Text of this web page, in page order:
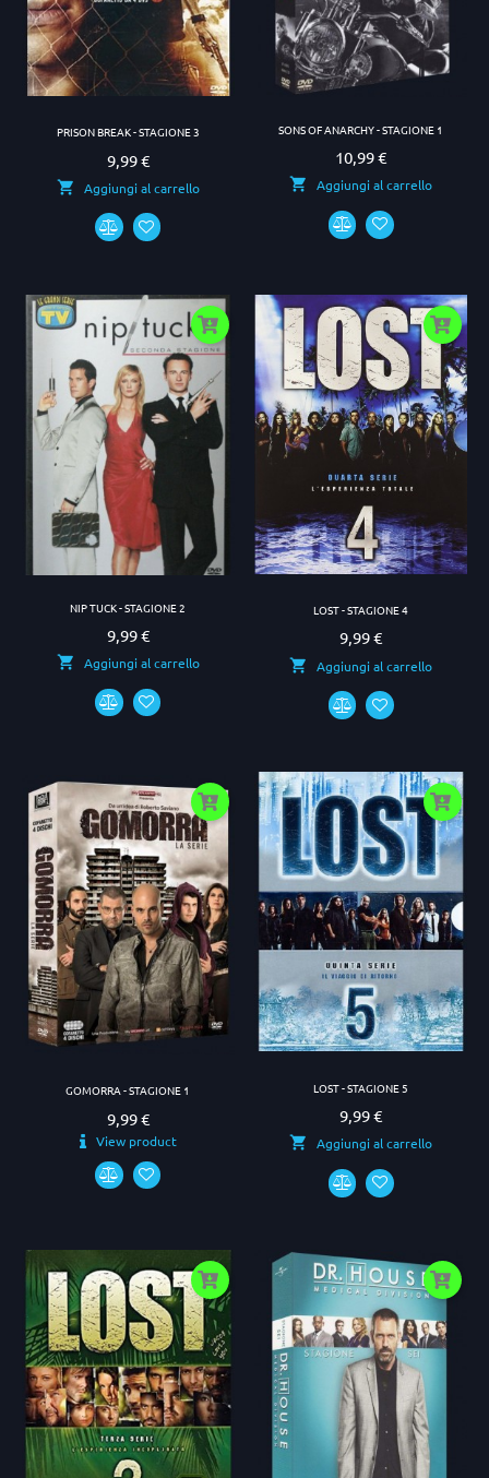
PRISON BREAK - STAGIONE 3
Prezzo
9,99 €
Aggiungi al carrello
SONS OF ANARCHY - STAGIONE 1
Prezzo
10,99 €
Aggiungi al carrello
NIP TUCK - STAGIONE 2
Prezzo
9,99 €
Aggiungi al carrello
LOST - STAGIONE 4
Prezzo
9,99 €
Aggiungi al carrello
GOMORRA - STAGIONE 1
Prezzo
9,99 €
View product
LOST - STAGIONE 5
Prezzo
9,99 €
Aggiungi al carrello